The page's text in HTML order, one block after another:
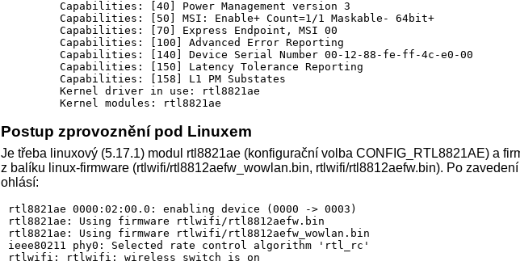
		* GMAC-128 (00-0f-ac:11)
		* GMAC-256 (00-0f-ac:12)
	Available Antennas: TX 0 RX 0
	Supported interface modes:
		 * IBSS
		 * managed
		 * AP
		 * AP/VLAN
		 * monitor
		 * P2P-GO
	Band 1:
		Capabilities: 0x186e
			HT20/HT40
			SM Power Save disabled
			RX HT40 SGI
			No RX STBC
			Max AMSDU length: 7935 bytes
			DSSS/CCK HT40
		Maximum RX AMPDU length 65535 bytes (exponent: 0x003)
		Minimum RX AMPDU time spacing: 16 usec (0x07)
        Capabilities: [40] Power Management version 3
        Capabilities: [50] MSI: Enable+ Count=1/1 Maskable- 64bit+
        Capabilities: [70] Express Endpoint, MSI 00
        Capabilities: [100] Advanced Error Reporting
        Capabilities: [140] Device Serial Number 00-12-88-fe-ff-4c-e0-00
        Capabilities: [150] Latency Tolerance Reporting
        Capabilities: [158] L1 PM Substates
        Kernel driver in use: rtl8821ae
        Kernel modules: rtl8821ae
Postup zprovoznění pod Linuxem
Je třeba linuxový (5.17.1) modul rtl8821ae (konfigurační volba CONFIG_RTL8821AE) a
z balíku linux-firmware (rtlwifi/rtl8812aefw_wowlan.bin, rtlwifi/rtl8812aefw.bin). Po
ohlásí:
rtl8821ae 0000:02:00.0: enabling device (0000 -> 0003)
rtl8821ae: Using firmware rtlwifi/rtl8812aefw.bin
rtl8821ae: Using firmware rtlwifi/rtl8812aefw_wowlan.bin
ieee80211 phy0: Selected rate control algorithm 'rtl_rc'
rtlwifi: rtlwifi: wireless switch is on